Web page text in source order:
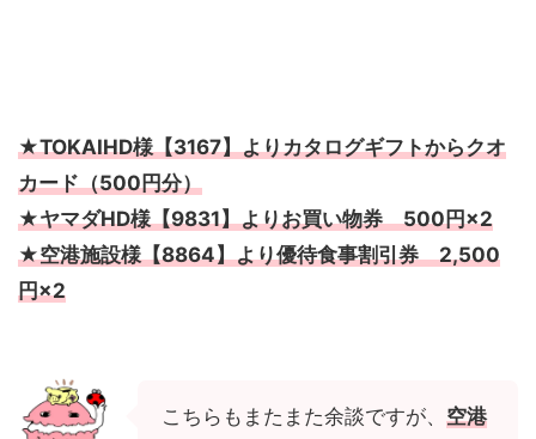
★TOKAIHD様【3167】よりカタログギフトからクオ
カード（500円分）
★ヤマダHD様【9831】よりお買い物券 500円×2
★空港施設様【8864】より優待食事割引券 2,500
円×2
こちらもまたまた余談ですが、 空港